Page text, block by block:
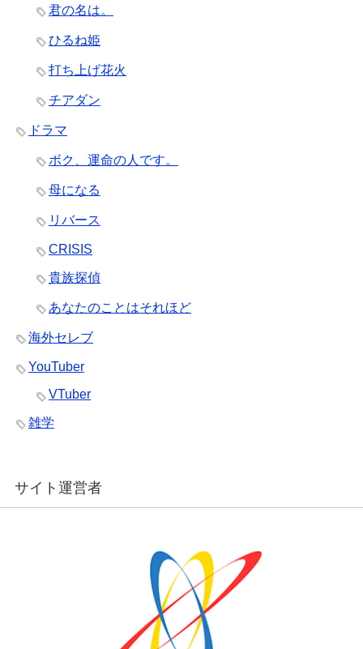
君の名は。
ひるね姫
打ち上げ花火
チアダン
ドラマ
ボク、運命の人です。
母になる
リバース
CRISIS
貴族探偵
あなたのことはそれほど
海外セレブ
YouTuber
VTuber
雑学
サイト運営者